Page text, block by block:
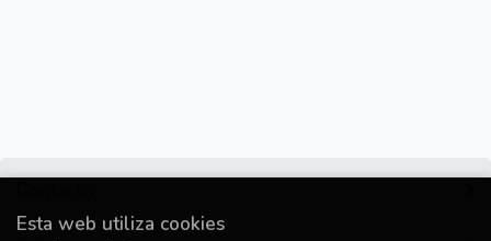
Esta web utiliza cookies